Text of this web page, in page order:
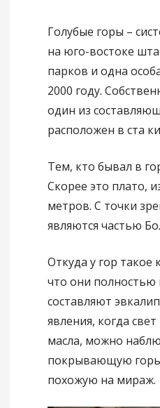
Голубые горы –
на юго-востоке
парков и одна
2000 году.
один из
расположен в ста
Тем, кто бывал в
Скорее это плато,
метров. С точки
являются частью
Откуда у гор
что они
составляют
явления, когда
масла, можно
покрывающую
похожую на мираж.